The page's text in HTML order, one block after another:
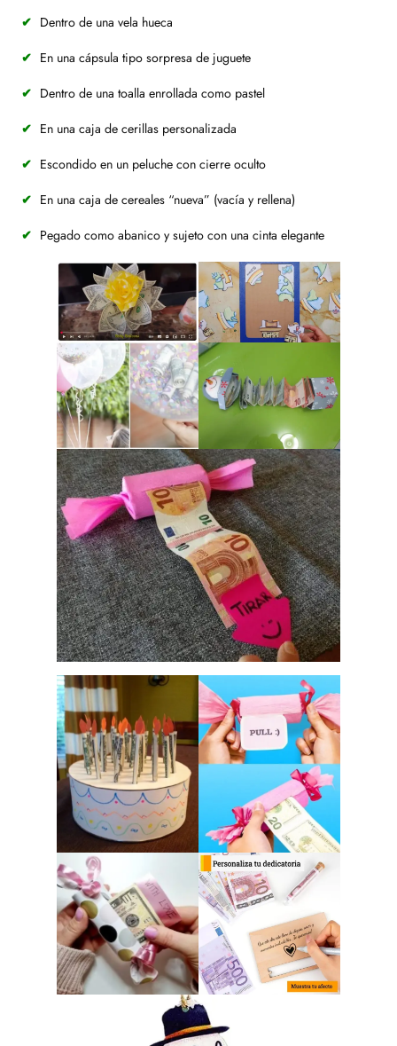
Dentro de una vela hueca
En una cápsula tipo sorpresa de juguete
Dentro de una toalla enrollada como pastel
En una caja de cerillas personalizada
Escondido en un peluche con cierre oculto
En una caja de cereales “nueva” (vacía y rellena)
Pegado como abanico y sujeto con una cinta elegante